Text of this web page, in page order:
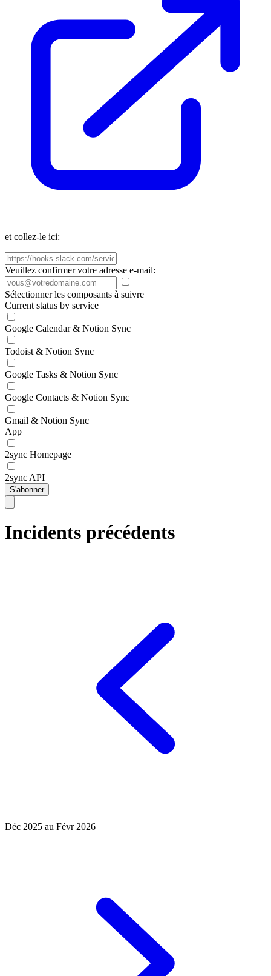
et collez-le ici:
Veuillez confirmer votre adresse e-mail:
Sélectionner les composants à suivre
Current status by service
Google Calendar & Notion Sync
Todoist & Notion Sync
Google Tasks & Notion Sync
Google Contacts & Notion Sync
Gmail & Notion Sync
App
2sync Homepage
2sync API
S'abonner
Incidents précédents
Déc 2025 au Févr 2026